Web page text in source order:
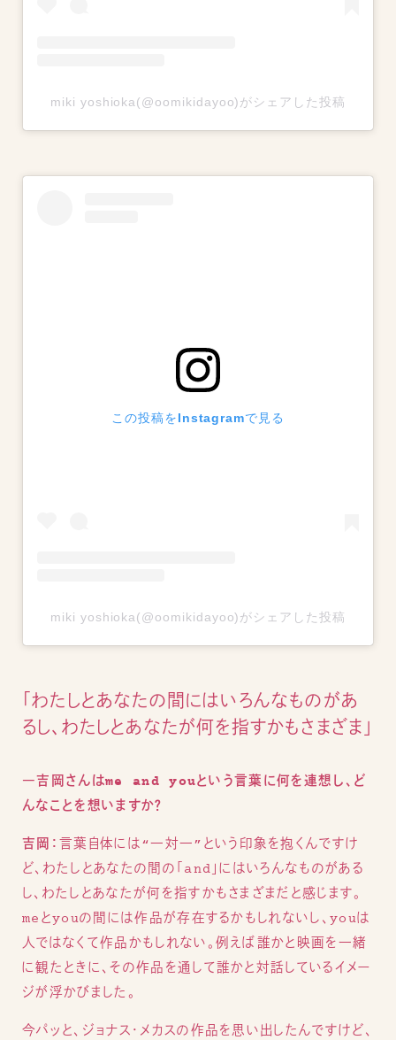
miki yoshioka(@oomikidayoo)がシェアした投稿
この投稿をInstagramで見る
miki yoshioka(@oomikidayoo)がシェアした投稿
「わたしとあなたの間にはいろんなものがあ
るし、わたしとあなたが何を指すかもさまざま」
―吉岡さんはme and youという言葉に何を連想し、ど
んなことを想いますか？
吉岡：言葉自体には“一対一”という印象を抱くんですけ
ど、わたしとあなたの間の「and」にはいろんなものがある
し、わたしとあなたが何を指すかもさまざまだと感じます。
meとyouの間には作品が存在するかもしれないし、youは
人ではなくて作品かもしれない。例えば誰かと映画を一緒
に観たときに、その作品を通して誰かと対話しているイメー
ジが浮かびました。
今パッと、ジョナス・メカスの作品を思い出したんですけど、